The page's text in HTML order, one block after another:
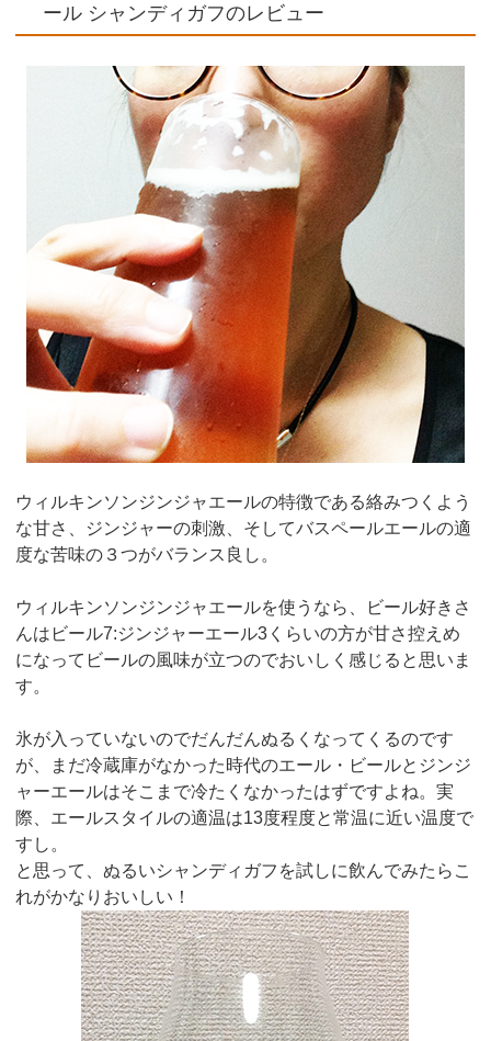
ール シャンディガフのレビュー
ウィルキンソンジンジャエールの特徴である絡みつくよう
な甘さ、ジンジャーの刺激、そしてバスペールエールの適
度な苦味の３つがバランス良し。
ウィルキンソンジンジャエールを使うなら、ビール好きさ
んはビール7:ジンジャーエール3くらいの方が甘さ控えめ
になってビールの風味が立つのでおいしく感じると思いま
す。
氷が入っていないのでだんだんぬるくなってくるのです
が、まだ冷蔵庫がなかった時代のエール・ビールとジンジ
ャーエールはそこまで冷たくなかったはずですよね。実
際、エールスタイルの適温は13度程度と常温に近い温度で
すし。
と思って、ぬるいシャンディガフを試しに飲んでみたらこ
れがかなりおいしい！